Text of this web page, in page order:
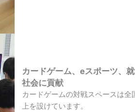
カードゲーム、eスポーツ、
社会に貢献
カードゲームの対戦スペースは
上を設けています。